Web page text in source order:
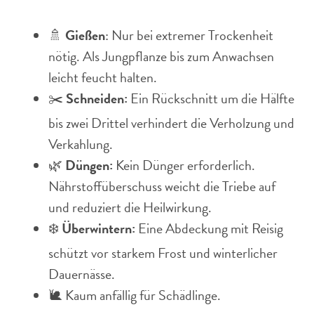
🚿 Gießen: Nur bei extremer Trockenheit
nötig. Als Jungpflanze bis zum Anwachsen
leicht feucht halten.
✂️ Schneiden: Ein Rückschnitt um die Hälfte
bis zwei Drittel verhindert die Verholzung und
Verkahlung.
🌿 Düngen: Kein Dünger erforderlich.
Nährstoffüberschuss weicht die Triebe auf
und reduziert die Heilwirkung.
❄️ Überwintern: Eine Abdeckung mit Reisig
schützt vor starkem Frost und winterlicher
Dauernässe.
🐌 Kaum anfällig für Schädlinge.